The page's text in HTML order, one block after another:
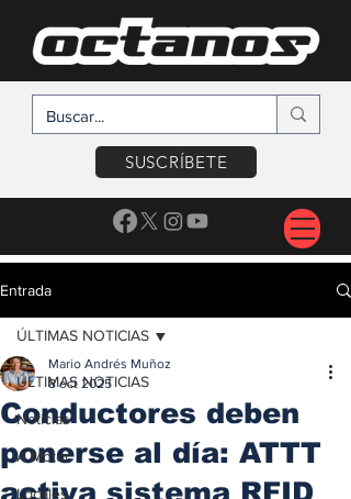
SUSCRÍBETE
Entrada
ÚLTIMAS NOTICIAS
Noticias
A Motor
Locales
ÚLTIMAS NOTICIAS
Conductores deben
ponerse al día: ATTT
activa sistema RFID
Mario Andrés Muñoz
8 oct 2025